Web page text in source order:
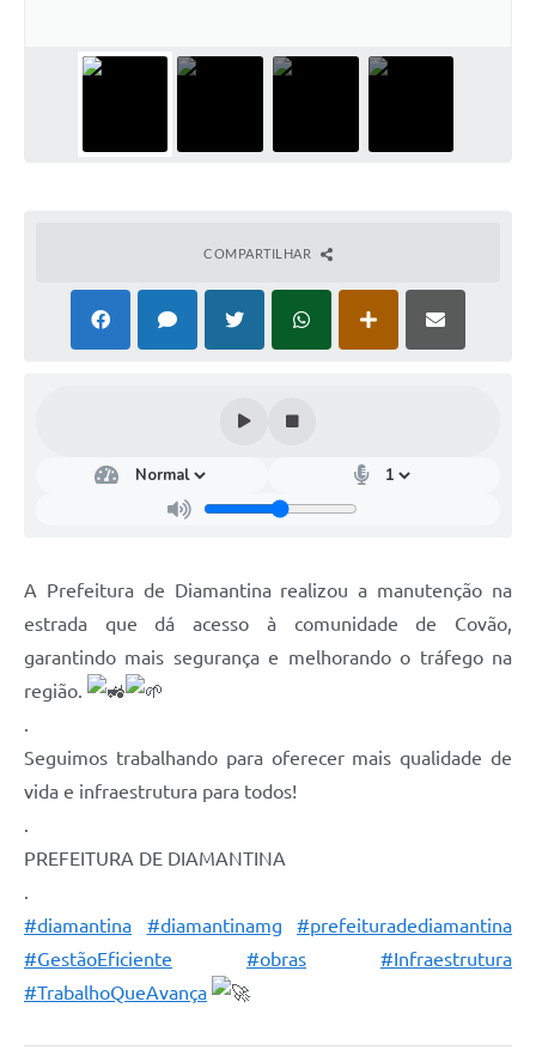
COMPARTILHAR
A Prefeitura de Diamantina realizou a manutenção na
estrada que dá acesso à comunidade de Covão,
garantindo mais segurança e melhorando o tráfego na
região.
Seguimos trabalhando para oferecer mais qualidade de
vida e infraestrutura para todos!
PREFEITURA DE DIAMANTINA
#diamantina
#diamantinamg
#prefeituradediamantina
#GestãoEficiente
#obras
#Infraestrutura
#TrabalhoQueAvança